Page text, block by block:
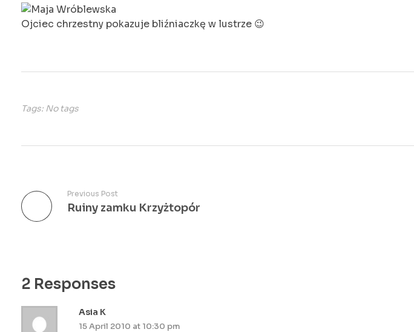
Ojciec chrzestny pokazuje bliźniaczkę w lustrze 😉
Tags: No tags
Previous Post
Ruiny zamku Krzyżtopór
2 Responses
Asia K
15 April 2010 at 10:30 pm